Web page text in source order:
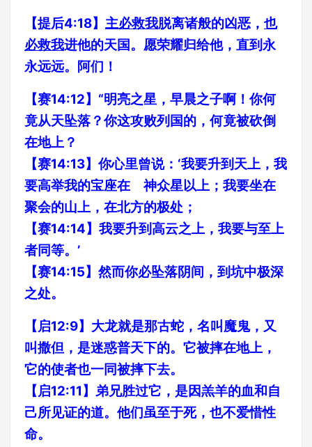
【提后4:18】 主必救我脱离诸般的凶恶， 也
必救我进他的天国。愿荣耀归给他，直到永
永远远。阿们！
【赛14:12】“明亮之星，早晨之子啊！你何
竟从天坠落？你这攻败列国的，何竟被砍倒
在地上？
【赛14:13】你心里曾说：‘我要升到天上，我
要高举我的宝座在 神众星以上；我要坐在
聚会的山上，在北方的极处；
【赛14:14】我要升到高云之上，我要与至上
者同等。’
【赛14:15】然而你必坠落阴间，到坑中极深
之处。
【启12:9】大龙就是那古蛇，名叫魔鬼，又
叫撒但，是迷惑普天下的。它被摔在地上，
它的使者也一同被摔下去。
【启12:11】弟兄胜过它，是因羔羊的血和自
己所见证的道。他们虽至于死，也不爱惜性
命。